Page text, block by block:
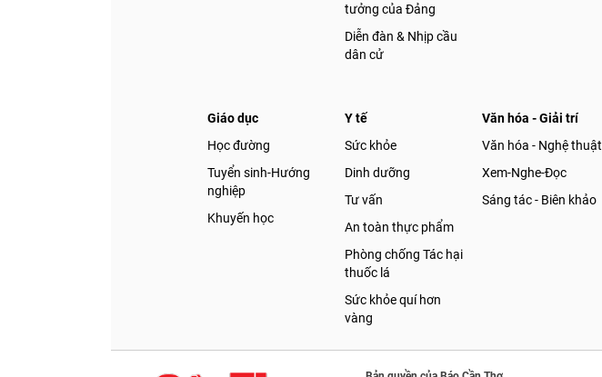
tưởng của Đảng
Diễn đàn & Nhịp cầu
dân cử
Giáo dục
Học đường
Tuyển sinh-Hướng
nghiệp
Khuyến học
Y tế
Sức khỏe
Dinh dưỡng
Tư vấn
An toàn thực phẩm
Phòng chống Tác hại
thuốc lá
Sức khỏe quí hơn
vàng
Văn hóa - Giải trí
Văn hóa - Nghệ thuật
Xem-Nghe-Đọc
Sáng tác - Biên khảo